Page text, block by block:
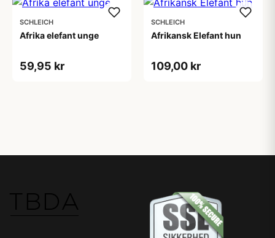
SCHLEICH
Afrika elefant unge
59,95 kr
SCHLEICH
Afrikansk Elefant hun
109,00 kr